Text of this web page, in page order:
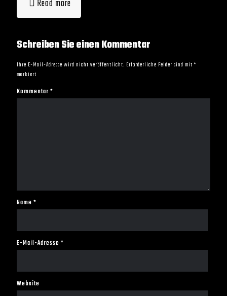
Read more
Schreiben Sie einen Kommentar
Ihre E-Mail-Adresse wird nicht veröffentlicht. Erforderliche Felder sind mit*
markiert
Kommentar *
Name *
E-Mail-Adresse *
Website